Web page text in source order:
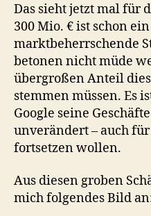
Das sieht jetzt mal für
300 Mio. € ist schon
marktbeherrschende
betonen nicht müde
übergroßen Anteil
stemmen müssen. Es
Google seine
unverändert – auch
fortsetzen wollen.
Aus diesen groben
mich folgendes Bild